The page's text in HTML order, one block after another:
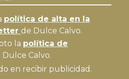
política de alta en la
de Dulce Calvo.
la política de
Dulce Calvo.
en recibir publicidad.